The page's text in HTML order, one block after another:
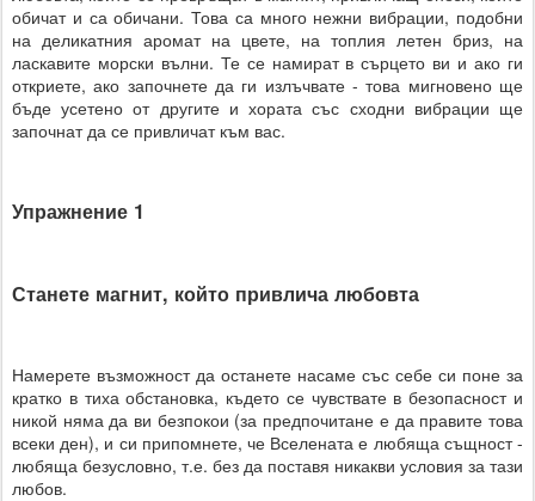
обичат и са обичани. Това са много нежни вибрации, подобни
на деликатния аромат на цвете, на топлия летен бриз, на
ласкавите морски вълни. Те се намират в сърцето ви и ако ги
откриете, ако започнете да ги излъчвате - това мигновено ще
бъде усетено от другите и хората със сходни вибрации ще
започнат да се привличат към вас.
Упражнение 1
Станете магнит, който привлича любовта
Намерете възможност да останете насаме със себе си поне за
кратко в тиха обстановка, където се чувствате в безопасност и
никой няма да ви безпокои (за предпочитане е да правите това
всеки ден), и си припомнете, че Вселената е любяща същност -
любяща безусловно, т.е. без да поставя никакви условия за тази
любов.